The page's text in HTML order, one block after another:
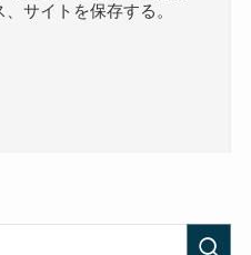
サイトを保存する。